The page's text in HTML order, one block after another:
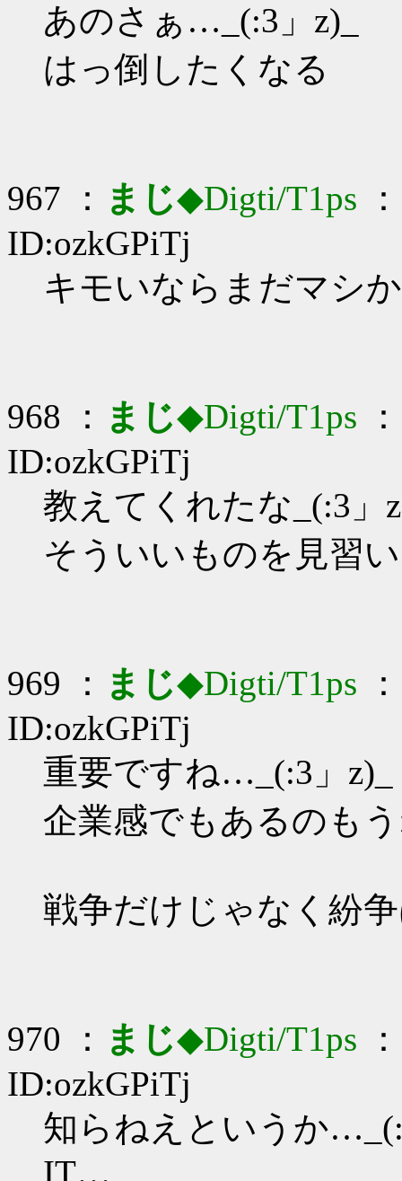
あのさぁ…_(:3」z)_
はっ倒したくなる
967 ： まじ◆Digti/T1ps
ID:ozkGPiTj
キモいならまだマシ
968 ： まじ◆Digti/T1ps
ID:ozkGPiTj
教えてくれたな_(:3」
そういいものを見習
969 ： まじ◆Digti/T1ps
ID:ozkGPiTj
重要ですね…_(:3」z)_
企業感でもあるのも
戦争だけじゃなく紛
970 ： まじ◆Digti/T1ps
ID:ozkGPiTj
知らねえというか
IT…